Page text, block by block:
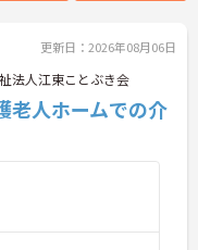
更新日：2026年08月06日
法人江東ことぶき会
老人ホームでの介